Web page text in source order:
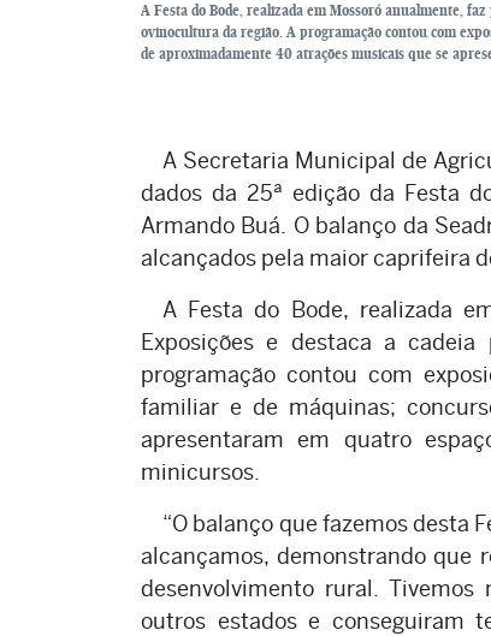
A Festa do Bode, realizada em Mossoró anualmente,
ovinocultura da região. A programação contou com
de aproximadamente 40 atrações musicais que se
A Secretaria Municipal de
dados da 25ª edição da Festa
Armando Buá. O balanço da
alcançados pela maior caprifeira
A Festa do Bode, realizada
Exposições e destaca a
programação contou com
familiar e de máquinas;
apresentaram em quatro
minicursos.
“O balanço que fazemos desta
alcançamos, demonstrando que
desenvolvimento rural.
outros estados e conseguiram